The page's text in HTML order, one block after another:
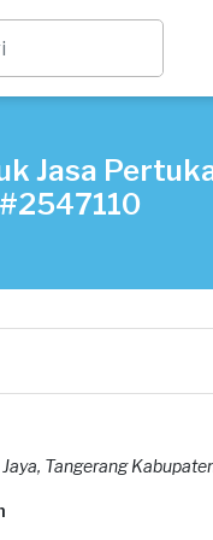
Jasa
Tangerang